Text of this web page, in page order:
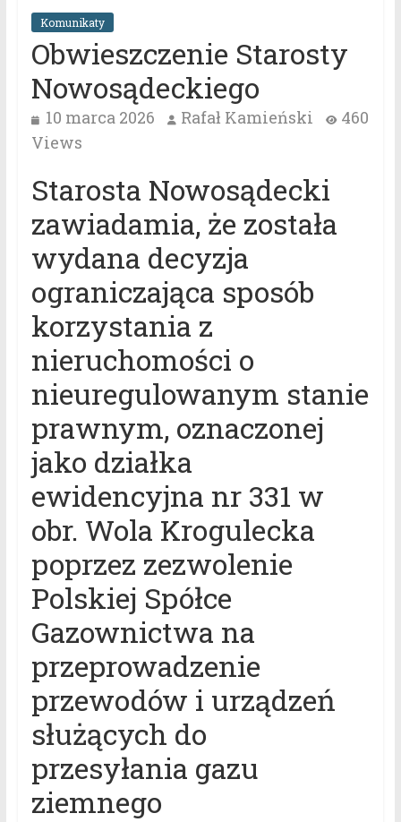
Komunikaty
Obwieszczenie Starosty
Nowosądeckiego
10 marca 2026 Rafał Kamieński
460
Views
Starosta Nowosądecki
zawiadamia, że została
wydana decyzja
ograniczająca sposób
korzystania z
nieruchomości o
nieuregulowanym stanie
prawnym, oznaczonej
jako działka
ewidencyjna nr 331 w
obr. Wola Krogulecka
poprzez zezwolenie
Polskiej Spółce
Gazownictwa na
przeprowadzenie
przewodów i urządzeń
służących do
przesyłania gazu
ziemnego